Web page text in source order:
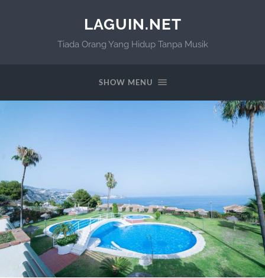
LAGUIN.NET
Tiada Orang Yang Hidup Tanpa Musik
SHOW MENU